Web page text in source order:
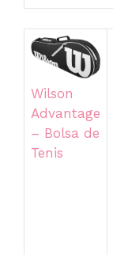
Wilson
Advantage
– Bolsa de
Tenis